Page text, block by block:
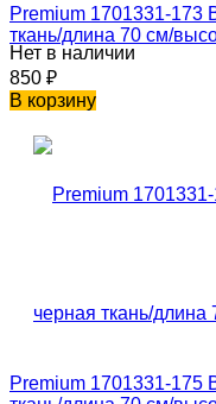
Premium 1701331-173
ткань/длина 70 см/
Нет в наличии
850 ₽
В корзину
Premium 1701331-175